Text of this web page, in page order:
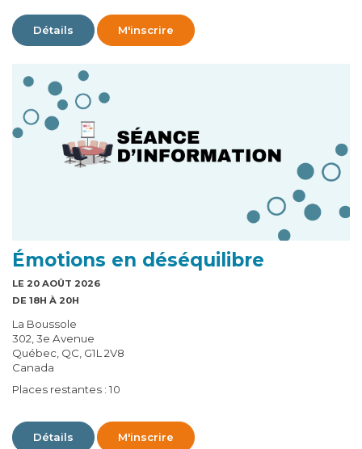
Détails M'inscrire
Émotions en déséquilibre
LE 20 AOÛT 2026
DE 18H À 20H
La Boussole
302, 3e Avenue
Québec, QC, G1L 2V8
Canada
Places restantes : 10
Détails M'inscrire